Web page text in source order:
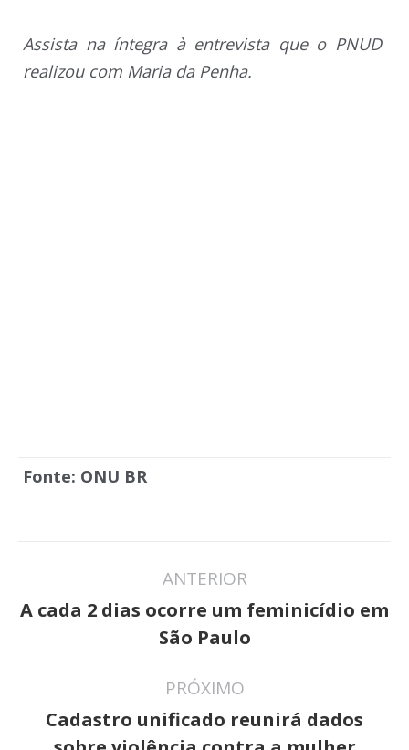
Assista na íntegra à entrevista que o PNUD
realizou com Maria da Penha.
Fonte: ONU BR
de
ANTERIOR
Post
anterior:
A cada 2 dias ocorre um feminicídio em
São Paulo
PRÓXIMO
Próximo
Cadastro unificado reunirá dados